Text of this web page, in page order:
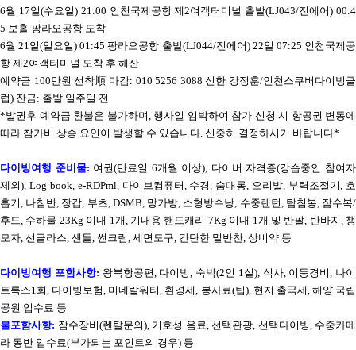
6월 17일(수요일) 21:00 인천국제공항 제2여객터미널 출발(LJ043/진에어) 00:4
5 보홀 팡라오공항 도착
6월21 일(일요일) 01:45팡라오공항 출발(LJ044/진에어) 22일 07:25 인천국제공
항 제2여객터미널 도착 후 해산
예약금 100만원 선착順 마감: 010 5256 3088신한 강정훈/인천스쿠버다이빙클
럽) 잔금: 출발 일주일 전
*발권후 예약금 환불은 불가하며 행사일 임박하여 참가 신청 시 항공권 변동에
따라 참가비 상승 요인이 발생할 수 있습니다 신중히 결정하시기 바랍니다*
다이빙여행 준비물: 여권(만료일 6개월 이상), 다이버 자격증(강습중인 참여자
제외), Log book, e-RDPml, 다이브컴퓨터 수경 숨대롱 오리발 부력조절기
호
흡기 나침반 장갑 부츠 , DSMB, 망가방 소형방수낭 수중렌턴 탐침봉 잠수복/
후드 수하물 23Kg 이내 1 개 기내용 핸드캐리 7Kg 이내 1 개 및 반팔 반바지 챙
모자 선글라스 샌들 썬크림 세면도구 간단한 밑반찬 상비약 등
다이빙여행 포함사항: 왕복항공편 다이빙 숙박(2인 1 실), 식사, 이동경비
나이
트록스1 회 다이빙보험 미네랄워터 환경세 봉사료(팁), 현지 출국세 해양 국립
공원 입수료 등
불포함사항: 잠수장비(렌탈문의), 기호성 음료 선택관광 선택다이빙 수중카메
라 동반 입수료(부가되는 포인트의 경우) 등